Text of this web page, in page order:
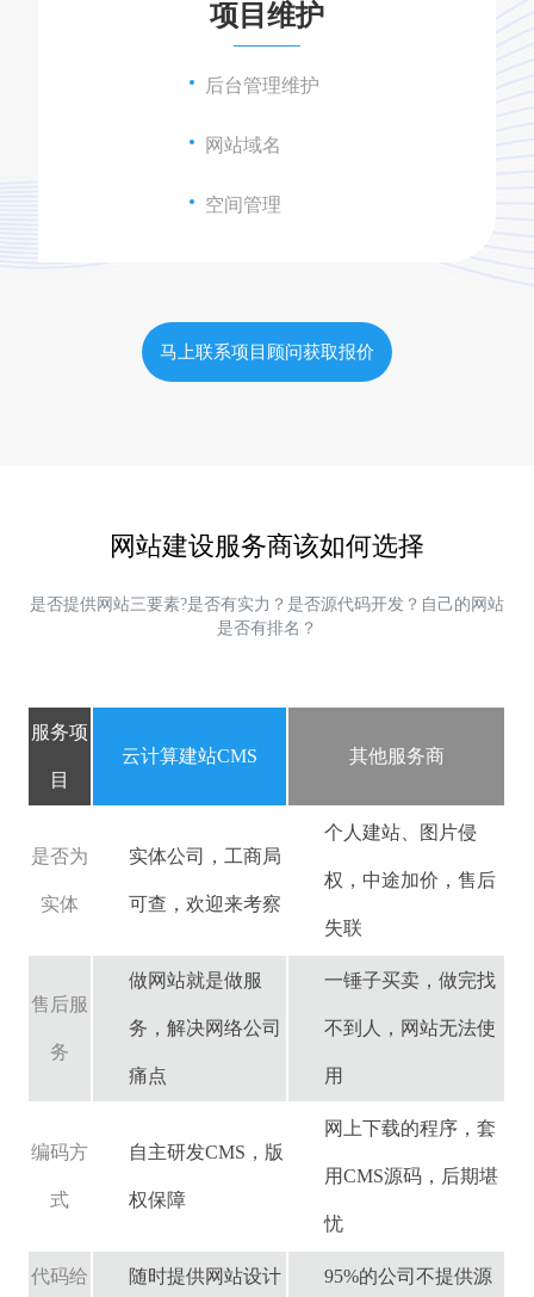
项目维护
后台管理维护
网站域名
空间管理
马上联系项目顾问获取报价
网站建设服务商该如何选择
是否提供网站三要素?是否有实力？是否源代码开发？自己的网站
是否有排名？
服务项
目
云计算建站CMS 其他服务商
是否为
实体
实体公司，工商局
可查，欢迎来考察
个人建站、图片侵
权，中途加价，售后
失联
售后服
务
做网站就是做服
务，解决网络公司
痛点
一锤子买卖，做完找
不到人，网站无法使
用
编码方
式
自主研发CMS，版
权保障
网上下载的程序，套
用CMS源码，后期堪
忧
代码给 随时提供网站设计 95%的公司不提供源